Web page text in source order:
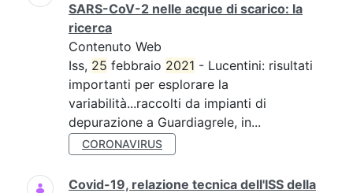
SARS-CoV-2 nelle acque di scarico: la
ricerca
Contenuto Web
Iss, 25 febbraio 2021 - Lucentini: risultati
importanti per esplorare la
variabilità...raccolti da impianti di
depurazione a Guardiagrele, in...
CORONAVIRUS
Covid-19, relazione tecnica dell'ISS della